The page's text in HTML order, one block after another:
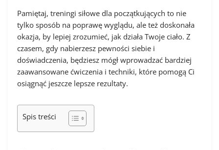
Pamiętaj, treningi siłowe dla początkujących to nie
tylko sposób na poprawę wyglądu, ale też doskonała
okazja, by lepiej zrozumieć, jak działa Twoje ciało. Z
czasem, gdy nabierzesz pewności siebie i
doświadczenia, będziesz mógł wprowadzać bardziej
zaawansowane ćwiczenia i techniki, które pomogą Ci
osiągnąć jeszcze lepsze rezultaty.
Spis treści